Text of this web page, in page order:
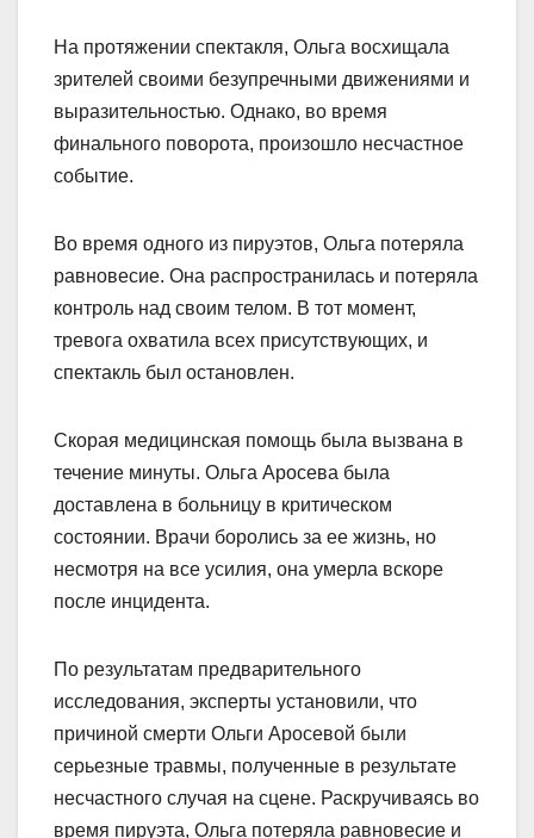
На протяжении спектакля, Ольга восхищала
зрителей своими безупречными движениями и
выразительностью. Однако, во время
финального поворота, произошло несчастное
событие.
Во время одного из пируэтов, Ольга потеряла
равновесие. Она распространилась и потеряла
контроль над своим телом. В тот момент,
тревога охватила всех присутствующих, и
спектакль был остановлен.
Скорая медицинская помощь была вызвана в
течение минуты. Ольга Аросева была
доставлена в больницу в критическом
состоянии. Врачи боролись за ее жизнь, но
несмотря на все усилия, она умерла вскоре
после инцидента.
По результатам предварительного
исследования, эксперты установили, что
причиной смерти Ольги Аросевой были
серьезные травмы, полученные в результате
несчастного случая на сцене. Раскручиваясь во
время пируэта, Ольга потеряла равновесие и